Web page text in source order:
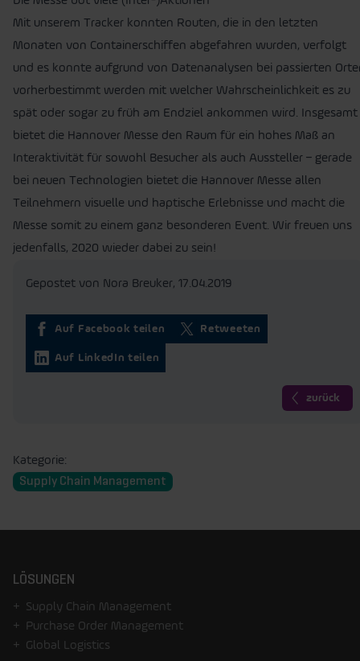
Mit unserem Tracker konnten Routen, die in den letzten
Monaten von Containerschiffen abgefahren wurden, verfolgt
und es konnte aufgrund von Datenanalysen bei passierten
vorherbestimmt werden mit welcher Wahrscheinlichkeit es zu
spät oder sogar zu früh am Endziel ankommen wird. Insgesamt
bietet die Hannover Messe den Raum für ein hohes Maß an
Interaktivität für sowohl Besucher als auch Aussteller – gerade
bei neuen Technologien bietet die Hannover Messe allen
Teilnehmern visuelle und haptische Erlebnisse und macht die
Messe somit zu einem ganz besonderen Event. Wir freuen uns
jedenfalls, 2020 wieder dabei zu sein!
Gepostet von Nora Breuker, 17.04.2019
Auf Facebook teilen Retweeten
Auf LinkedIn teilen
zurück
Kategorie:
Supply Chain Management
LÖSUNGEN
Supply Chain Management
Purchase Order Management
Global Logistics